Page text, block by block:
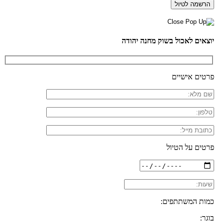
יוצאים לאכול בשוק מחנה יהודה
פרטים אישיים
פרטים על הטיול
כמות המשתתפים:
בוגר: